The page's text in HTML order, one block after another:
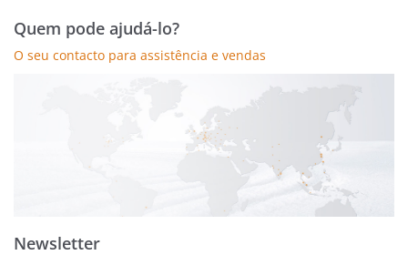
Quem pode ajudá-lo?
O seu contacto para assistência e vendas
Newsletter